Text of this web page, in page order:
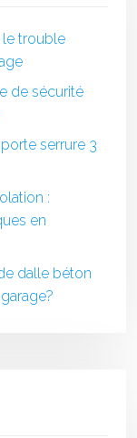
le trouble
de sécurité
serrure 3
:
en
dalle béton